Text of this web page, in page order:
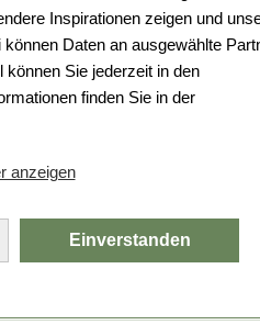
Inspirationen zeigen und
Daten an ausgewählte
können Sie jederzeit in den
finden Sie in der
anzeigen
Einverstanden
Fehler aufgetreten.
die Seite neu.